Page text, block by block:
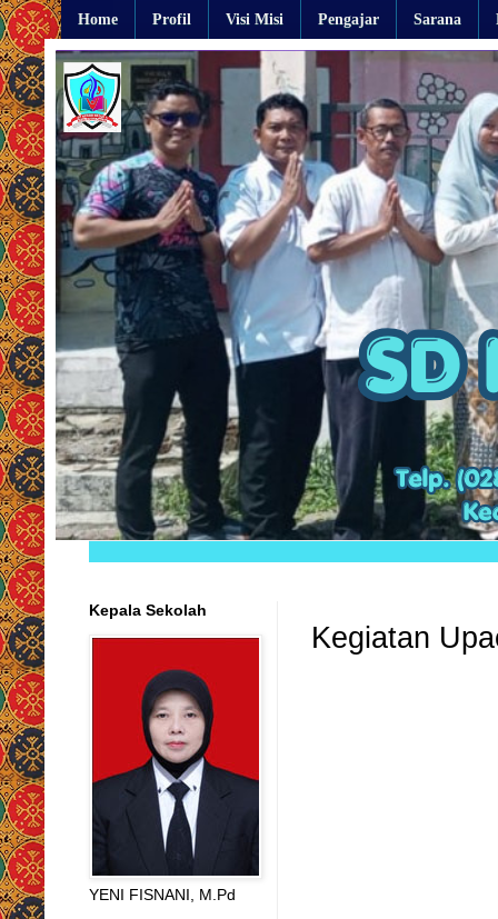
Home Profil Visi Misi Pengajar Sarana
Kegiatan
Kepala Sekolah
YENI FISNANI, M.Pd